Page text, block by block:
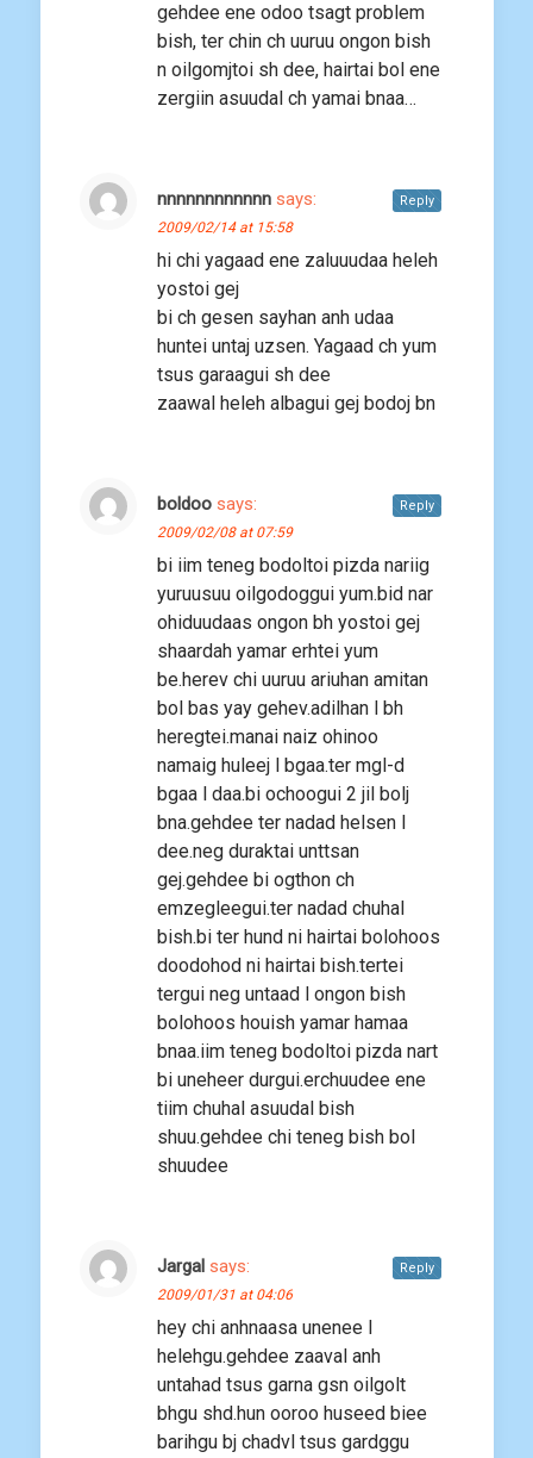
gehdee ene odoo tsagt problem
bish, ter chin ch uuruu ongon bish
n oilgomjtoi sh dee, hairtai bol ene
zergiin asuudal ch yamai bnaa…
nnnnnnnnnnnn says:
2009/02/14 at 15:58
hi chi yagaad ene zaluuudaa heleh
yostoi gej
bi ch gesen sayhan anh udaa
huntei untaj uzsen. Yagaad ch yum
tsus garaagui sh dee
zaawal heleh albagui gej bodoj bn
Reply
boldoo says:
2009/02/08 at 07:59
bi iim teneg bodoltoi pizda nariig
yuruusuu oilgodoggui yum.bid nar
ohiduudaas ongon bh yostoi gej
shaardah yamar erhtei yum
be.herev chi uuruu ariuhan amitan
bol bas yay gehev.adilhan l bh
heregtei.manai naiz ohinoo
namaig huleej l bgaa.ter mgl-d
bgaa l daa.bi ochoogui 2 jil bolj
bna.gehdee ter nadad helsen l
dee.neg duraktai unttsan
gej.gehdee bi ogthon ch
emzegleegui.ter nadad chuhal
bish.bi ter hund ni hairtai bolohoos
doodohod ni hairtai bish.tertei
tergui neg untaad l ongon bish
bolohoos houish yamar hamaa
bnaa.iim teneg bodoltoi pizda nart
bi uneheer durgui.erchuudee ene
tiim chuhal asuudal bish
shuu.gehdee chi teneg bish bol
shuudee
Reply
Jargal says:
2009/01/31 at 04:06
hey chi anhnaasa unenee l
helehgu.gehdee zaaval anh
untahad tsus garna gsn oilgolt
bhgu shd.hun ooroo huseed biee
barihgu bj chadvl tsus gardggu
Reply